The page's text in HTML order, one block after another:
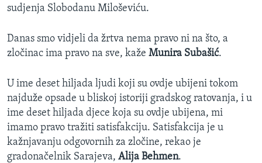
sudjenja Slobodanu Miloševiću.
Danas smo vidjeli da žrtva nema pravo ni na što, a
zločinac ima pravo na sve, kaže Munira Subašić.
U ime deset hiljada ljudi koji su ovdje ubijeni tokom
najduže opsade u bliskoj istoriji gradskog ratovanja, i u
ime deset hiljada djece koja su ovdje ubijena, mi
imamo pravo tražiti satisfakciju. Satisfakcija je u
kažnjavanju odgovornih za zločine, rekao je
gradonačelnik Sarajeva, Alija Behmen.